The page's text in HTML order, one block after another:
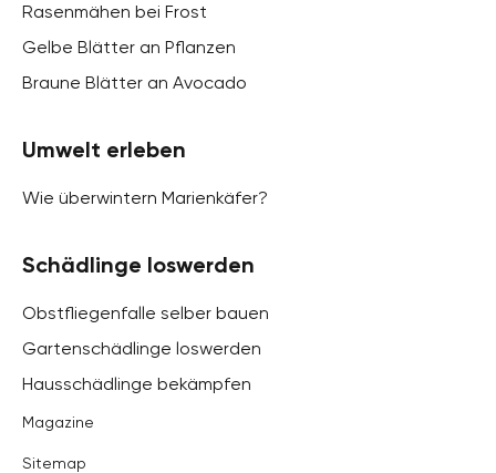
Rasenmähen bei Frost
Gelbe Blätter an Pflanzen
Braune Blätter an Avocado
Umwelt erleben
Wie überwintern Marienkäfer?
Schädlinge loswerden
Obstfliegenfalle selber bauen
Gartenschädlinge loswerden
Hausschädlinge bekämpfen
Magazine
Sitemap